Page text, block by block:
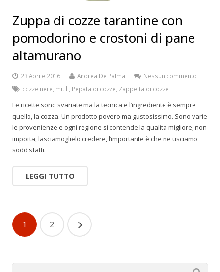
Zuppa di cozze tarantine con
pomodorino e crostoni di pane
altamurano
23 Aprile 2016 Andrea De Palma
Nessun commento
cozze nere mitili Pepata di cozze Zappetta di cozze
Le ricette sono svariate ma la tecnica e l’ingrediente è sempre
quello, la cozza. Un prodotto povero ma gustosissimo. Sono varie
le provenienze e ogni regione si contende la qualità migliore, non
importa, lasciamoglielo credere, l’importante è che ne usciamo
soddisfatti.
LEGGI TUTTO
1 2